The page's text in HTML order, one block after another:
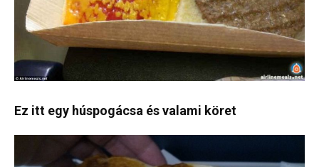
Ez itt egy húspogácsa és valami köret